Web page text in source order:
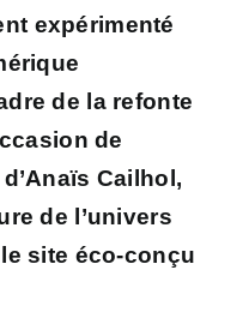
expérimenté
de la refonte
de
Anaïs Cailhol,
de l’univers
site éco-conçu